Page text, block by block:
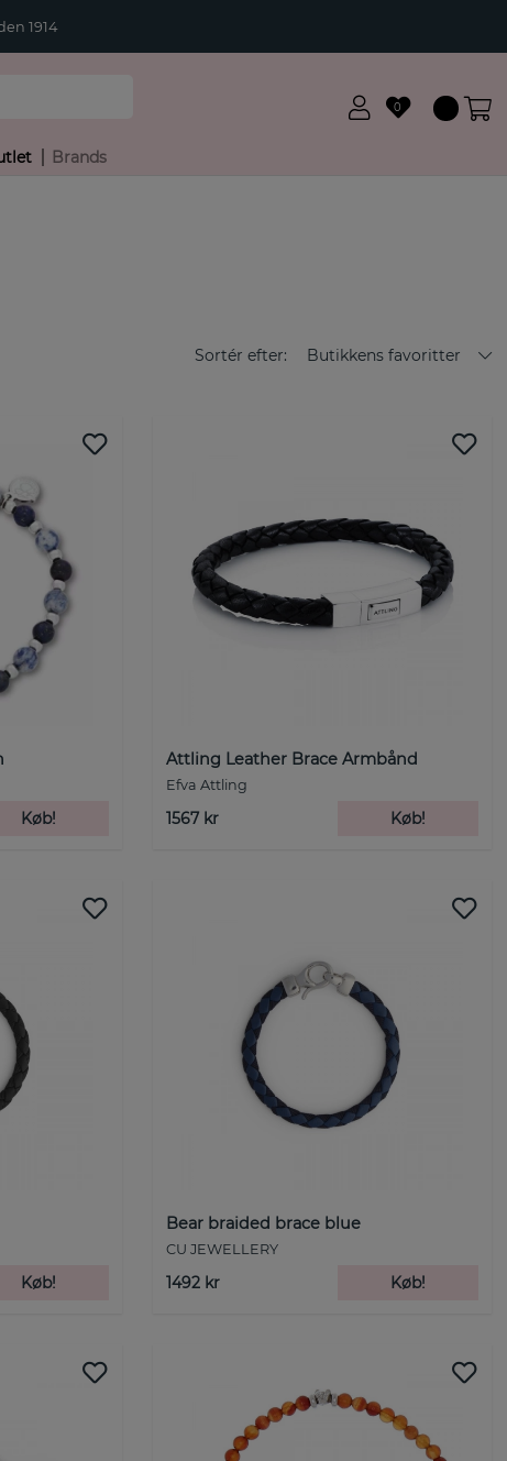
1914
0
Brands
Sortér efter:
Butikkens favoritter
Køb!
Attling Leather Brace Armbånd
Efva Attling
1567 kr Køb!
Køb!
Bear braided brace blue
CU JEWELLERY
1492 kr Køb!